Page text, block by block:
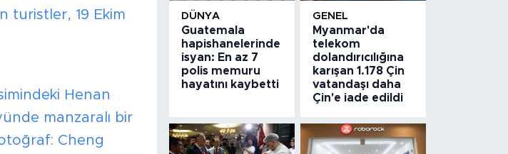
turistler, 19 Ekim
Henan
manzaralı bir
Cheng
DÜNYA
Guatemala
hapishanelerinde
isyan: En az 7
polis memuru
hayatını kaybetti
GENEL
Myanmar'da
telekom
dolandırıcılığına
karışan 1.178 Çin
vatandaşı daha
Çin'e iade edildi